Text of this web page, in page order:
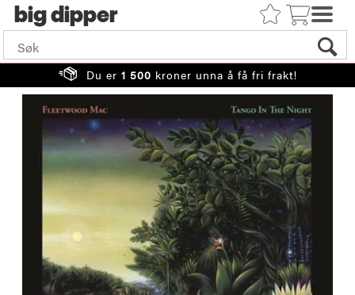
big
Du er 1 500 kroner unna å få fri frakt!